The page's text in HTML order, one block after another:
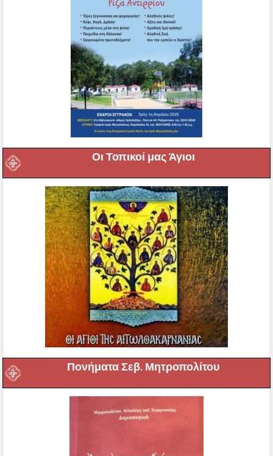
Οι Τοπικοί μας Άγιοι
Πονήματα Σεβ. Μητροπολίτου